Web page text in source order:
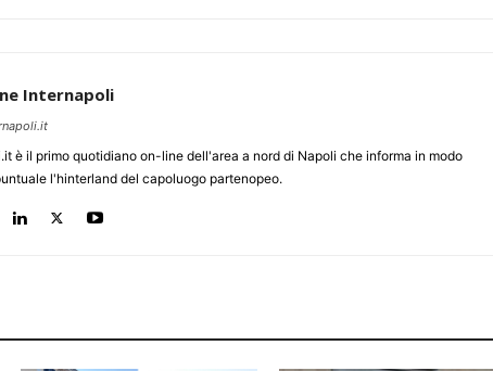
Internapoli
è il primo quotidiano on-line dell'area a nord di Napoli che informa in modo
l'hinterland del capoluogo partenopeo.